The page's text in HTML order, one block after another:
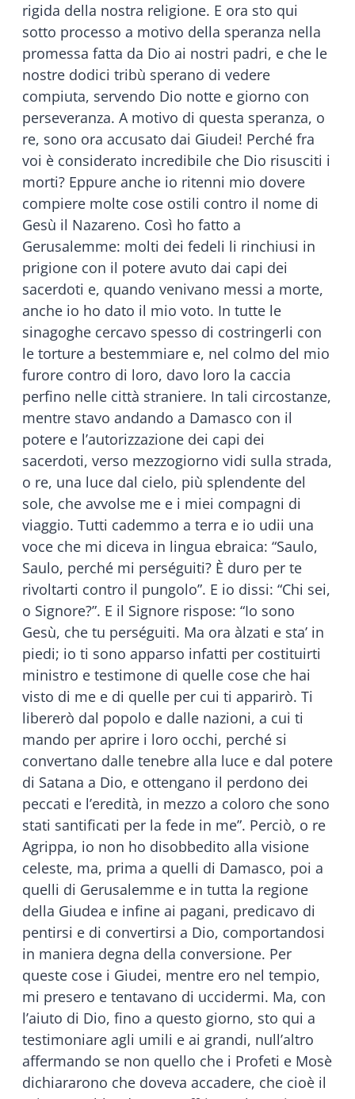
rigida della nostra religione. E ora sto qui
sotto processo a motivo della speranza nella
promessa fatta da Dio ai nostri padri, e che le
nostre dodici tribù sperano di vedere
compiuta, servendo Dio notte e giorno con
perseveranza. A motivo di questa speranza, o
re, sono ora accusato dai Giudei! Perché fra
voi è considerato incredibile che Dio risusciti i
morti? Eppure anche io ritenni mio dovere
compiere molte cose ostili contro il nome di
Gesù il Nazareno. Così ho fatto a
Gerusalemme: molti dei fedeli li rinchiusi in
prigione con il potere avuto dai capi dei
sacerdoti e, quando venivano messi a morte,
anche io ho dato il mio voto. In tutte le
sinagoghe cercavo spesso di costringerli con
le torture a bestemmiare e, nel colmo del mio
furore contro di loro, davo loro la caccia
perfino nelle città straniere. In tali circostanze,
mentre stavo andando a Damasco con il
potere e l’autorizzazione dei capi dei
sacerdoti, verso mezzogiorno vidi sulla strada,
o re, una luce dal cielo, più splendente del
sole, che avvolse me e i miei compagni di
viaggio. Tutti cademmo a terra e io udii una
voce che mi diceva in lingua ebraica: “Saulo,
Saulo, perché mi perséguiti? È duro per te
rivoltarti contro il pungolo”. E io dissi: “Chi sei,
o Signore?”. E il Signore rispose: “Io sono
Gesù, che tu perséguiti. Ma ora àlzati e sta’ in
piedi; io ti sono apparso infatti per costituirti
ministro e testimone di quelle cose che hai
visto di me e di quelle per cui ti apparirò. Ti
libererò dal popolo e dalle nazioni, a cui ti
mando per aprire i loro occhi, perché si
convertano dalle tenebre alla luce e dal potere
di Satana a Dio, e ottengano il perdono dei
peccati e l’eredità, in mezzo a coloro che sono
stati santificati per la fede in me”. Perciò, o re
Agrippa, io non ho disobbedito alla visione
celeste, ma, prima a quelli di Damasco, poi a
quelli di Gerusalemme e in tutta la regione
della Giudea e infine ai pagani, predicavo di
pentirsi e di convertirsi a Dio, comportandosi
in maniera degna della conversione. Per
queste cose i Giudei, mentre ero nel tempio,
mi presero e tentavano di uccidermi. Ma, con
l’aiuto di Dio, fino a questo giorno, sto qui a
testimoniare agli umili e ai grandi, null’altro
affermando se non quello che i Profeti e Mosè
dichiararono che doveva accadere, che cioè il